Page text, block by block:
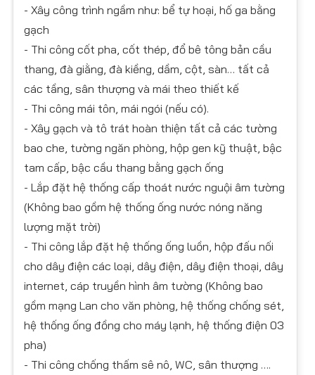
- Xây công trình ngầm như: bể tự hoại, hố ga bằng
gạch
- Thi công cốt pha, cốt thép, đổ bê tông bản cầu
thang, đà giằng, đà kiềng, dầm, cột, sàn… tất cả
các tầng, sân thượng và mái theo thiết kế
- Thi công mái tôn, mái ngói (nếu có).
- Xây gạch và tô trát hoàn thiện tất cả các tường
bao che, tường ngăn phòng, hộp gen kỹ thuật, bậc
tam cấp, bậc cầu thang bằng gạch ống
- Lắp đặt hệ thống cấp thoát nước nguội âm tường
(Không bao gồm hệ thống ống nước nóng năng
lượng mặt trời)
- Thi công lắp đặt hệ thống ống luồn, hộp đấu nối
cho dây điện các loại, dây điện, dây điện thoại, dây
internet, cáp truyền hình âm tường (Không bao
gồm mạng Lan cho văn phòng, hệ thống chống sét,
hệ thống ống đồng cho máy lạnh, hệ thống điện 03
pha)
- Thi công chống thấm sê nô, WC, sân thượng ….